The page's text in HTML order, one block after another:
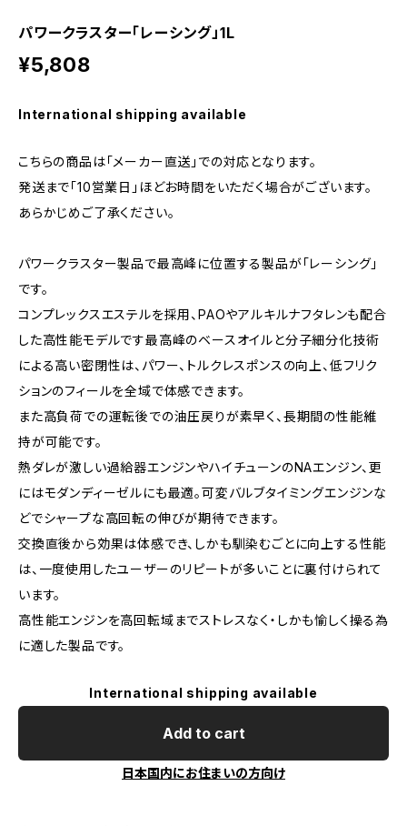
パワークラスター「レーシング」1L
¥5,808
International shipping available
こちらの商品は「メーカー直送」での対応となります。
発送まで「10営業日」ほどお時間をいただく場合がございます。
あらかじめご了承ください。
パワークラスター製品で最高峰に位置する製品が「レーシング」
です。
コンプレックスエステルを採用、PAOやアルキルナフタレンも配合
した高性能モデルです最高峰のベースオイルと分子細分化技術
による高い密閉性は、パワー、トルクレスポンスの向上、低フリク
ションのフィールを全域で体感できます。
また高負荷での運転後での油圧戻りが素早く、長期間の性能維
持が可能です。
熱ダレが激しい過給器エンジンやハイチューンのNAエンジン、更
にはモダンディーゼルにも最適。可変バルブタイミングエンジンな
どでシャープな高回転の伸びが期待できます。
交換直後から効果は体感でき、しかも馴染むごとに向上する性能
は、一度使用したユーザーのリピートが多いことに裏付けられて
います。
高性能エンジンを高回転域までストレスなく・しかも愉しく操る為
に適した製品です。
International shipping available
Add to cart
日本国内にお住まいの方向け